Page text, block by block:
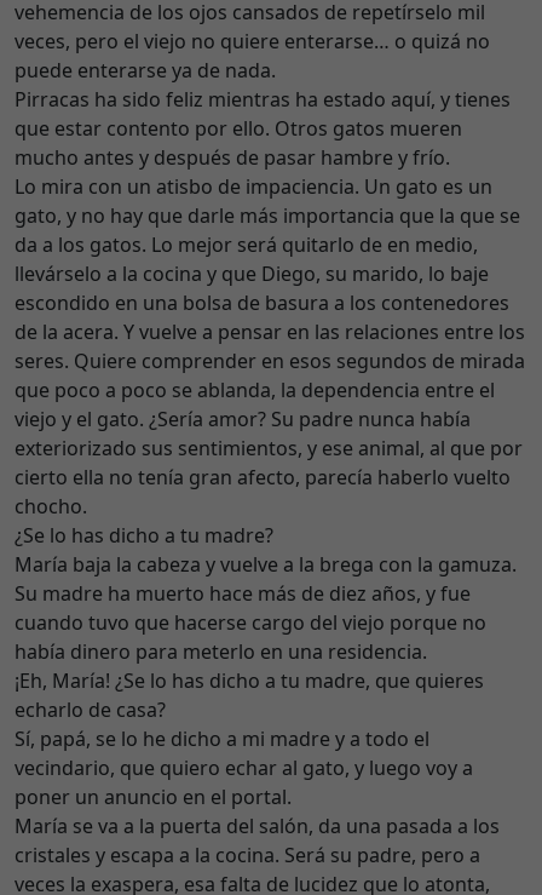
vehemencia de los ojos cansados de repetírselo mil
veces, pero el viejo no quiere enterarse… o quizá no
puede enterarse ya de nada.
Pirracas ha sido feliz mientras ha estado aquí, y tienes
que estar contento por ello. Otros gatos mueren
mucho antes y después de pasar hambre y frío.
Lo mira con un atisbo de impaciencia. Un gato es un
gato, y no hay que darle más importancia que la que se
da a los gatos. Lo mejor será quitarlo de en medio,
llevárselo a la cocina y que Diego, su marido, lo baje
escondido en una bolsa de basura a los contenedores
de la acera. Y vuelve a pensar en las relaciones entre los
seres. Quiere comprender en esos segundos de mirada
que poco a poco se ablanda, la dependencia entre el
viejo y el gato. ¿Sería amor? Su padre nunca había
exteriorizado sus sentimientos, y ese animal, al que por
cierto ella no tenía gran afecto, parecía haberlo vuelto
chocho.
¿Se lo has dicho a tu madre?
María baja la cabeza y vuelve a la brega con la gamuza.
Su madre ha muerto hace más de diez años, y fue
cuando tuvo que hacerse cargo del viejo porque no
había dinero para meterlo en una residencia.
¡Eh, María! ¿Se lo has dicho a tu madre, que quieres
echarlo de casa?
Sí, papá, se lo he dicho a mi madre y a todo el
vecindario, que quiero echar al gato, y luego voy a
poner un anuncio en el portal.
María se va a la puerta del salón, da una pasada a los
cristales y escapa a la cocina. Será su padre, pero a
veces la exaspera, esa falta de lucidez que lo atonta,